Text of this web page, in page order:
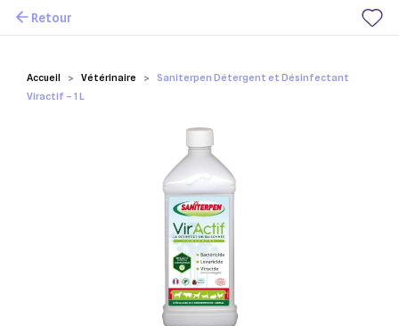
Mes favoris
Accueil Vétérinaire
Saniterpen Détergent et Désinfectant
Viractif – 1 L
Retour